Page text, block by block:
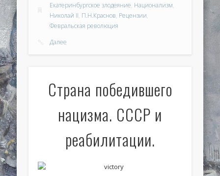
Екатеринбургское злодеяние, Национализм,
Николай II, П.Н.Краснов, Рецензии,
Февральская революция
Далее
Страна победившего
нацизма. СССР и
реабилитации.